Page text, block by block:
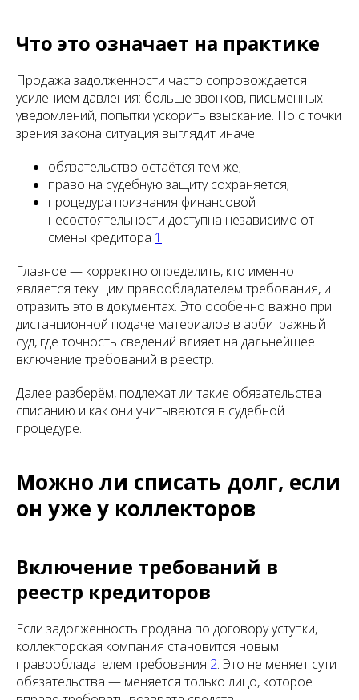
Что это означает на практике
Продажа задолженности часто сопровождается
усилением давления: больше звонков, письменных
уведомлений, попытки ускорить взыскание. Но с точки
зрения закона ситуация выглядит иначе:
обязательство остаётся тем же;
право на судебную защиту сохраняется;
процедура признания финансовой
несостоятельности доступна независимо от
смены кредитора 1 .
Главное — корректно определить, кто именно
является текущим правообладателем требования, и
отразить это в документах. Это особенно важно при
дистанционной подаче материалов в арбитражный
суд, где точность сведений влияет на дальнейшее
включение требований в реестр.
Далее разберём, подлежат ли такие обязательства
списанию и как они учитываются в судебной
процедуре.
Можно ли списать долг, если
он уже у коллекторов
Включение требований в
реестр кредиторов
Если задолженность продана по договору уступки,
коллекторская компания становится новым
правообладателем требования 2. Это не меняет сути
обязательства — меняется только лицо, которое